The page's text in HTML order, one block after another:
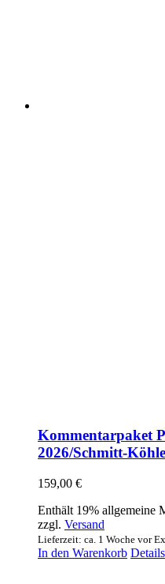
Kommentarpaket
2026/Schmitt-
159,00 €
Enthält 19% allgemeine
zzgl. Versand
Lieferzeit: ca. 1 Woche vor
In den Warenkorb Details